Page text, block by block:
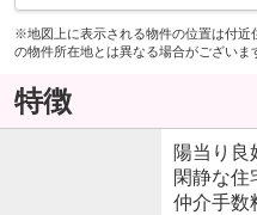
※地図上に表示される物件の位置は付近
の物件所在地とは異なる場合がございま
特徴
陽当り良
閑静な住
仲介手数